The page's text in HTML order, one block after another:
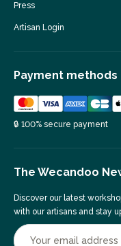
Press
Artisan Login
Payment methods
🔒 100% secure payment
The Wecandoo
Discover our latest
with our artisans and stay